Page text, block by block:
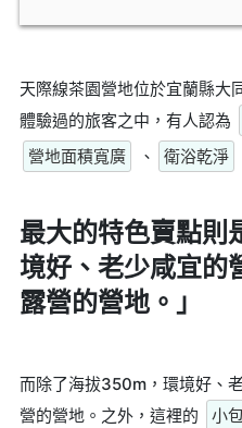
天際線茶園營地位於宜蘭縣大
體驗過的旅客之中，有人認為
營地面積寬廣
、 衛浴乾淨
最大的特色賣點則
境好、老少咸宜的
露營的營地。」
而除了海拔350m，環境好、
營的營地。之外，這裡的
小